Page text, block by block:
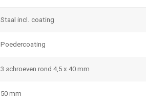
Staal incl. coating
Poedercoating
3 schroeven rond 4,5 x 40 mm
50 mm